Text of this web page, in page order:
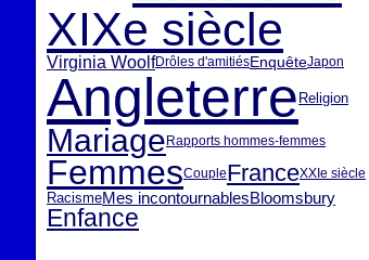
XIXe siècle
Virginia WoolfDrôles d'amitiésEnquêteJapon
Angleterre Religion
MariageRapports hommes-femmes
FemmesCoupleFranceXXIe siècle
RacismeMes incontournablesBloomsbury
Enfance